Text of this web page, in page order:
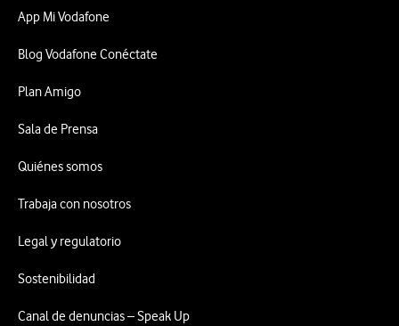
App Mi Vodafone
Blog Vodafone Conéctate
Plan Amigo
Sala de Prensa
Quiénes somos
Trabaja con nosotros
Legal y regulatorio
Sostenibilidad
Canal de denuncias – Speak Up